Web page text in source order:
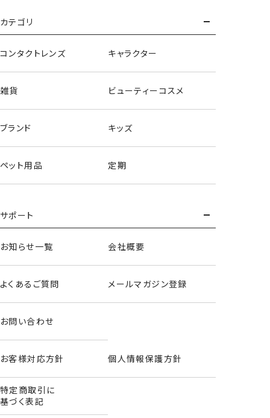
カテゴリ
コンタクトレンズ キャラクター
雑貨 ビューティーコスメ
ブランド キッズ
ペット用品 定期
サポート
お知らせ一覧 会社概要
よくあるご質問 メールマガジン登録
お問い合わせ
お客様対応方針 個人情報保護方針
特定商取引に
基づく表記